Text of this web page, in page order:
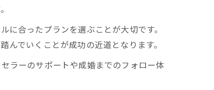
合ったプランを選ぶことが大切です。
でいくことが成功の近道となります。
ラーのサポートや成婚までのフォロー体